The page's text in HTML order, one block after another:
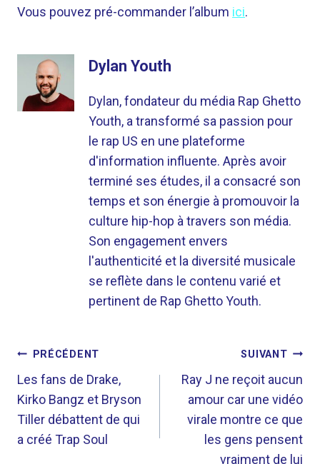
Vous pouvez pré-commander l’album ici.
Dylan Youth
Dylan, fondateur du média Rap Ghetto
Youth, a transformé sa passion pour
le rap US en une plateforme
d'information influente. Après avoir
terminé ses études, il a consacré son
temps et son énergie à promouvoir la
culture hip-hop à travers son média.
Son engagement envers
l'authenticité et la diversité musicale
se reflète dans le contenu varié et
pertinent de Rap Ghetto Youth.
NAVIGATION
DE
L’ARTICLE
PRÉCÉDENT
Les fans de Drake,
Kirko Bangz et Bryson
Tiller débattent de qui
a créé Trap Soul
SUIVANT
Ray J ne reçoit aucun
amour car une vidéo
virale montre ce que
les gens pensent
vraiment de lui